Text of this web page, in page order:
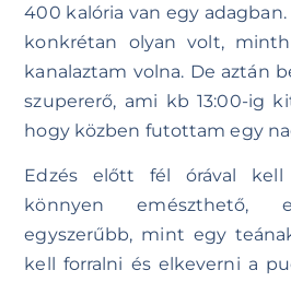
400 kalória van egy
konkrétan olyan volt,
kanalaztam volna. De aztán
szupererő, ami kb 13:00-ig
hogy közben futottam egy
Edzés előtt fél órával kell
könnyen emészthető,
egyszerűbb, mint egy
kell forralni és elkeverni a